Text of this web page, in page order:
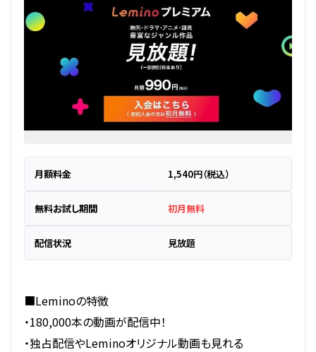
月額料金 1,540円（税込）
無料お試し期間 初月無料
配信状況 見放題
■Leminoの特徴
・180,000本の動画が配信中！
・独占配信やLeminoオリジナル動画も見れる